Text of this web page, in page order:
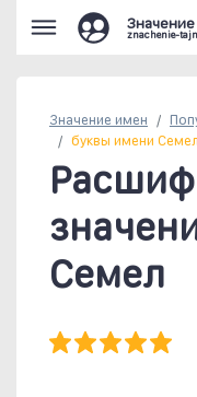
znachenie-
Значение имен
буквы имени Семел
Семел